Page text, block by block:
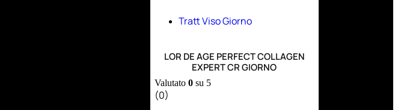
Tratt Viso Giorno
LOR DE AGE PERFECT COLLAGEN
EXPERT CR GIORNO
Valutato 0su 5
(0)